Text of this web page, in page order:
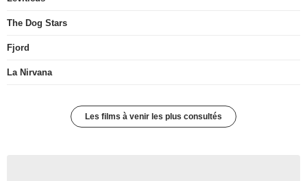
The Dog Stars
Fjord
La Nirvana
Les films à venir les plus consultés